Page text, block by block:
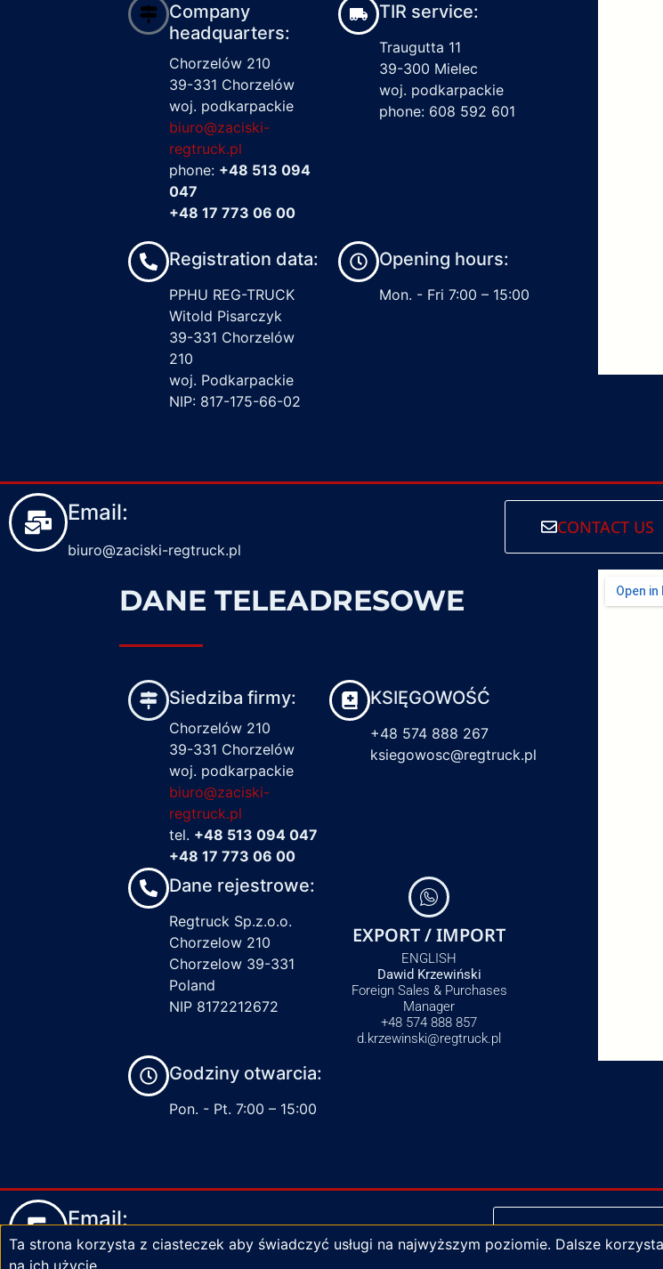
Company
headquarters:
Chorzelów 210
39-331 Chorzelów
woj. podkarpackie
biuro@zaciski-
regtruck.pl
phone: +48 513 094
047
+48 17 773 06 00
TIR service:
Traugutta 11
39-300 Mielec
woj. podkarpackie
phone: 608 592 601
Registration data:
PPHU REG-TRUCK
Witold Pisarczyk
39-331 Chorzelów
210
woj. Podkarpackie
NIP: 817-175-66-02
Opening hours:
Mon. - Fri 7:00 – 15:00
Email:
biuro@zaciski-regtruck.pl
CONTACT US
DANE TELEADRESOWE
Siedziba firmy:
Chorzelów 210
39-331 Chorzelów
woj. podkarpackie
biuro@zaciski-
regtruck.pl
tel. +48 513 094 047
+48 17 773 06 00
KSIĘGOWOŚĆ
+48 574 888 267
ksiegowosc@regtruck.pl
Dane rejestrowe:
Regtruck Sp.z.o.o.
Chorzelow 210
Chorzelow 39-331
Poland
NIP 8172212672
EXPORT / IMPORT
ENGLISH
Dawid Krzewiński
Foreign Sales & Purchases
Manager
+48 574 888 857
d.krzewinski@regtruck.pl
Godziny otwarcia:
Pon. - Pt. 7:00 – 15:00
Email:
biuro@zaciski-regtruck.pl
NAPISZ DO NAS
Ta strona korzysta z ciasteczek aby świadczyć usługi na najwyższym poziomie. Dalsze
na ich użycie